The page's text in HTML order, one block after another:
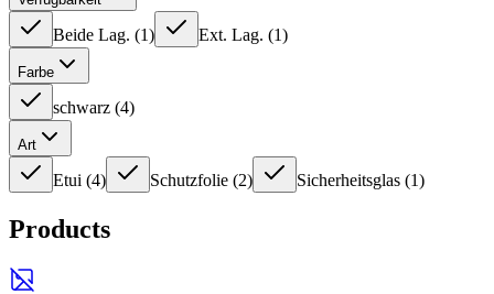
Beide Lag. (1) Ext. Lag. (1)
Farbe
schwarz (4)
Art
Etui (4) Schutzfolie (2) Sicherheitsglas (1)
Products